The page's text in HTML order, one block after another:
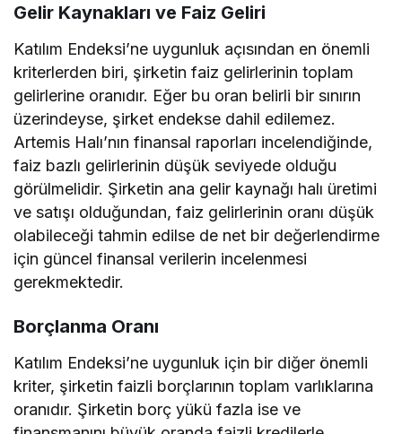
Gelir Kaynakları ve Faiz Geliri
Katılım Endeksi’ne uygunluk açısından en önemli
kriterlerden biri, şirketin faiz gelirlerinin toplam
gelirlerine oranıdır. Eğer bu oran belirli bir sınırın
üzerindeyse, şirket endekse dahil edilemez.
Artemis Halı’nın finansal raporları incelendiğinde,
faiz bazlı gelirlerinin düşük seviyede olduğu
görülmelidir. Şirketin ana gelir kaynağı halı üretimi
ve satışı olduğundan, faiz gelirlerinin oranı düşük
olabileceği tahmin edilse de net bir değerlendirme
için güncel finansal verilerin incelenmesi
gerekmektedir.
Borçlanma Oranı
Katılım Endeksi’ne uygunluk için bir diğer önemli
kriter, şirketin faizli borçlarının toplam varlıklarına
oranıdır. Şirketin borç yükü fazla ise ve